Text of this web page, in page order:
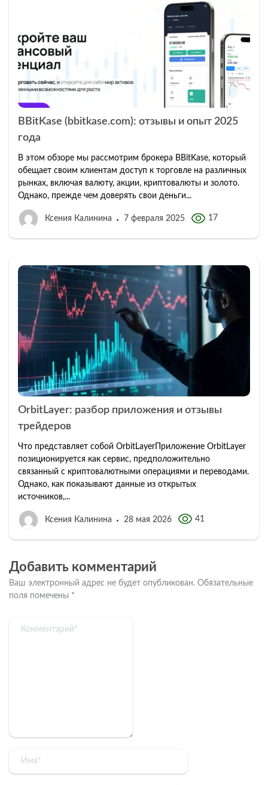
BBitKase (bbitkase.com): отзывы и опыт 2025
года
В этом обзоре мы рассмотрим брокера BBitKase, который
обещает своим клиентам доступ к торговле на различных
рынках, включая валюту, акции, криптовалюты и золото.
Однако, прежде чем доверять свои деньги...
Ксения Калинина 7 февраля 2025 17
OrbitLayer: разбор приложения и отзывы
трейдеров
Что представляет собой OrbitLayerПриложение OrbitLayer
позиционируется как сервис, предположительно
связанный с криптовалютными операциями и переводами.
Однако, как показывают данные из открытых
источников,...
Ксения Калинина 28 мая 2026 41
Добавить комментарий
Ваш электронный адрес не будет опубликован. Обязательные
поля помечены *